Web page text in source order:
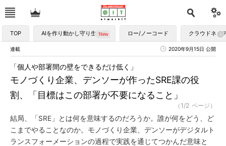
TOP AIを作り動かし守り生かす ロー/ノーコード クラウドネイ
連載 2020年9月15日 公開
モノづくり企業、デンソーが作ったSRE課の役
割、「目標はこの部署が不要になること」
「個人や部署間の壁をできるだけ低く」
（1/2 ページ）
結局、「SRE」とは何を意味するのだろうか。誰が何をどう、ど
こまでやることなのか。モノづくり企業、デンソーがデジタルト
ランスフォーメーションの過程で実践を通じてつかんだ意味と